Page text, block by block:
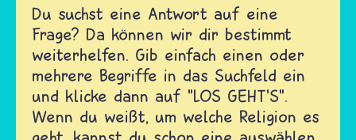
Du suchst eine Antwort auf eine
Frage? Da können wir dir bestimmt
weiterhelfen. Gib einfach einen oder
mehrere Begriffe in das Suchfeld ein
und klicke dann auf "LOS GEHT'S".
Wenn du weißt, um welche Religion es